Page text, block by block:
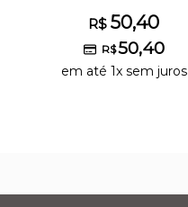
R$50,40
R$50,40
em até 1x sem juros